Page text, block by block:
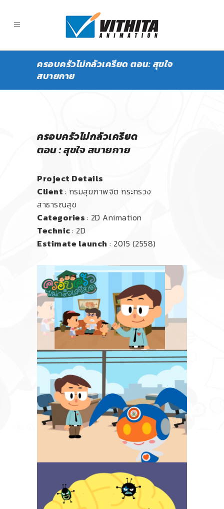
ครอบครัวไม่กลัวเครียด ตอน: สุขใจ
สบายกาย
ครอบครัวไม่กลัวเครียด
ตอน : สุขใจ สบายกาย
Project Details
Client : กรมสุขภาพจิต กระทรวง
สาธารณสุข
Categories : 2D Animation
Technic: 2D
Estimate launch : 2015 (2558)